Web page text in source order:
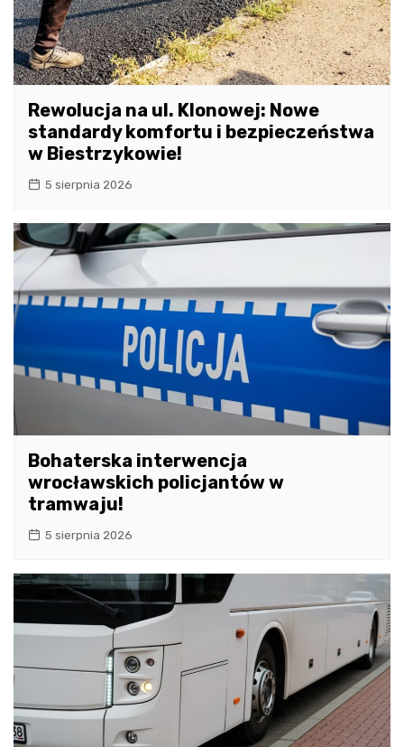
Rewolucja na ul. Klonowej: Nowe
standardy komfortu i bezpieczeństwa
w Biestrzykowie!
5 sierpnia 2026
Bohaterska interwencja
wrocławskich policjantów w
tramwaju!
5 sierpnia 2026